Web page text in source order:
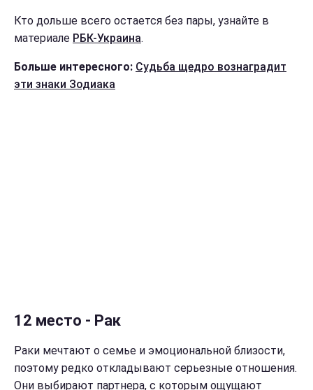
Кто дольше всего остается без пары, узнайте в
материале РБК-Украина.
Больше интересного: Судьба щедро вознаградит
эти знаки Зодиака
12 место - Рак
Раки мечтают о семье и эмоциональной близости,
поэтому редко откладывают серьезные отношения.
Они выбирают партнера, с которым ощущают